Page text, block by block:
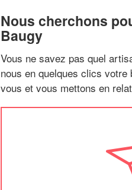
Nous cherchons
Baugy
Vous ne savez pas quel
nous en quelques clics
vous et vous mettons en